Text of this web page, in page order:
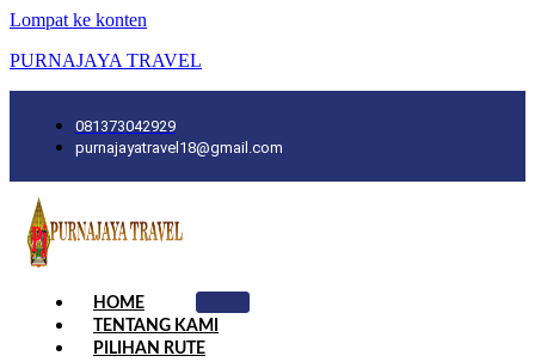
Lompat ke konten
PURNAJAYA TRAVEL
081373042929
purnajayatravel18@gmail.com
HOME
TENTANG KAMI
PILIHAN RUTE